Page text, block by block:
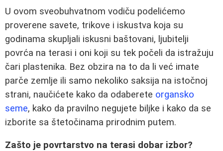
U ovom sveobuhvatnom vodiču podelićemo
proverene savete, trikove i iskustva koja su
godinama skupljali iskusni baštovani, ljubitelji
povrća na terasi i oni koji su tek počeli da istražuju
čari plastenika. Bez obzira na to da li već imate
parče zemlje ili samo nekoliko saksija na istočnoj
strani, naučićete kako da odaberete organsko
seme, kako da pravilno negujete biljke i kako da se
izborite sa štetočinama prirodnim putem.
Zašto je povrtarstvo na terasi dobar izbor?